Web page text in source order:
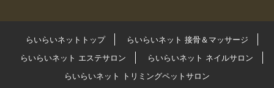
らいらいネットトップ
らいらいネット 接骨＆マッサージ
らいらいネット エステサロン
らいらいネット ネイルサロン
らいらいネット トリミングペットサロン